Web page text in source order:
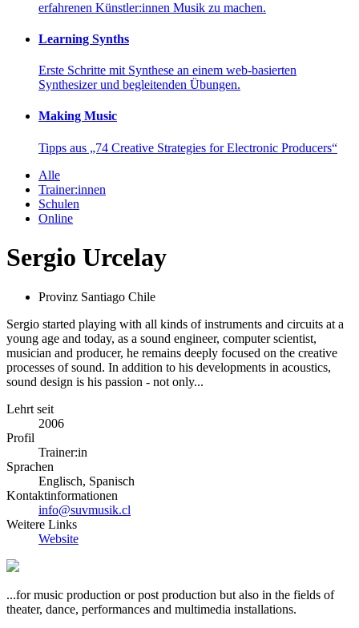
erfahrenen Künstler:innen Musik zu machen.
Learning Synths
Erste Schritte mit Synthese an einem web-basierten
Synthesizer und begleitenden Übungen.
Making Music
Tipps aus „74 Creative Strategies for Electronic Producers“
Alle
Trainer:innen
Schulen
Online
Sergio Urcelay
Provinz Santiago Chile
Sergio started playing with all kinds of instruments and circuits at a
young age and today, as a sound engineer, computer scientist,
musician and producer, he remains deeply focused on the creative
processes of sound. In addition to his developments in acoustics,
sound design is his passion - not only...
Lehrt seit
2006
Profil
Trainer:in
Sprachen
Englisch, Spanisch
Kontaktinformationen
info@suvmusik.cl
Weitere Links
Website
...for music production or post production but also in the fields of
theater, dance, performances and multimedia installations.